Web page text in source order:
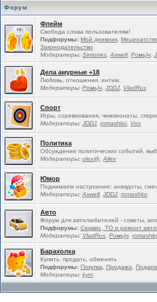
Форум
Флейм
Свобода слова пользователям!
Подфорумы: Мой дневник
Законодательство
Модераторы: Sintorres Ахwell, Ромь)ч
Дела амурные +18
Любовь, отношения, интим.
Модераторы: Ромь)ч JDDJ VladRus
Спорт
Игры, соревнования, чемпионаты,
Модераторы: JDDJ romashko Vox
Политика
Обсуждение политических событий,
Модераторы: olex@ Allex
Юмор
Поднимаем настроение: анекдоты,
Модераторы: Ахwell, JDDJ romashko
Авто
Форум для автолюбителей - советы,
Подфорумы: Сервис, ТО и ремонт
Модераторы: VladRus Ромь)ч
Барахолка
Купить, продать, обменять
Подфорумы: Покупка Продажа
Модераторы: kym